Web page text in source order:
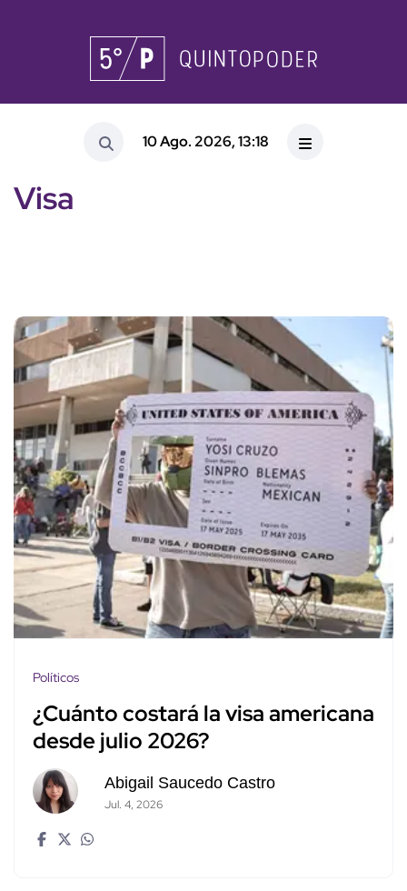
10 Ago. 2026, 13:18
Visa
Políticos
¿Cuánto costará la visa americana
desde julio 2026?
Abigail Saucedo Castro
Jul. 4, 2026